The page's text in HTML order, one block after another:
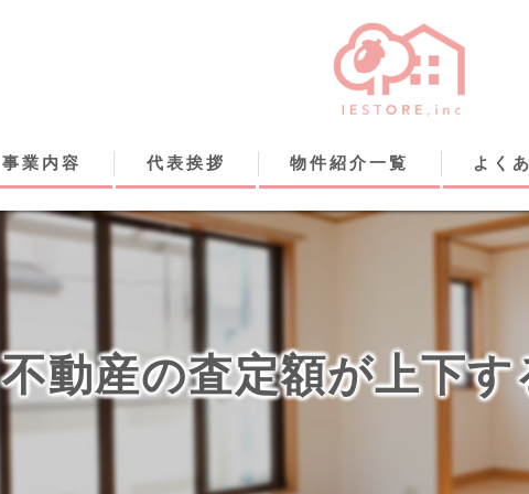
事業内容 代表挨拶 物件紹介一覧 よく
不動産の査定額が上下す